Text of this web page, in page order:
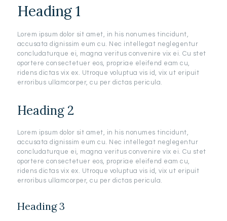
Heading 1
Lorem ipsum dolor sit amet, in his nonumes tincidunt,
accusata dignissim eum cu. Nec intellegat neglegentur
concludaturque ei, magna veritus convenire vix ei. Cu stet
oportere consectetuer eos, propriae eleifend eam cu,
ridens dictas vix ex. Utroque voluptua vis id, vix ut eripuit
erroribus ullamcorper, cu per dictas pericula.
Heading 2
Lorem ipsum dolor sit amet, in his nonumes tincidunt,
accusata dignissim eum cu. Nec intellegat neglegentur
concludaturque ei, magna veritus convenire vix ei. Cu stet
oportere consectetuer eos, propriae eleifend eam cu,
ridens dictas vix ex. Utroque voluptua vis id, vix ut eripuit
erroribus ullamcorper, cu per dictas pericula.
Heading 3